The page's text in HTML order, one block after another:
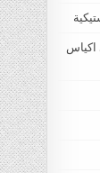
اكياس